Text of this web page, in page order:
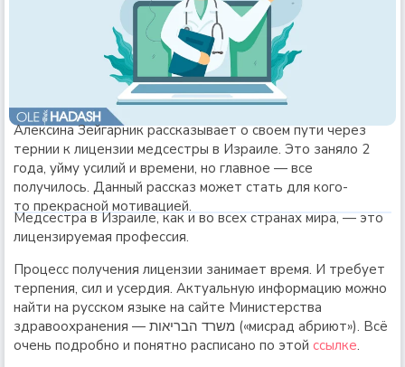
Алексина Зейгарник рассказывает о своем пути через
тернии к лицензии медсестры в Израиле. Это заняло 2
года, уйму усилий и времени, но главное — все
получилось. Данный рассказ может стать для кого-
то прекрасной мотивацией.
Медсестра в Израиле, как и во всех странах мира, — это
лицензируемая профессия.
Процесс получения лицензии занимает время. И требует
терпения, сил и усердия. Актуальную информацию можно
найти на русском языке на сайте Министерства
здравоохранения — משרד הבריאות («мисрад абриют»). Всё
очень подробно и понятно расписано по этой ссылке.